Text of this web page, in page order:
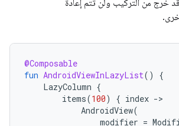
قد خرج من التركيب ولن تتم إعادة
@Composable
fun AndroidViewInLazyList()
{
LazyColumn {
items(100) { index -
AndroidView(
modifier =